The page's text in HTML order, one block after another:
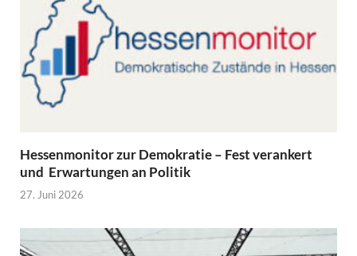
Hessenmonitor zur Demokratie – Fest verankert
und Erwartungen an Politik
27. Juni 2026